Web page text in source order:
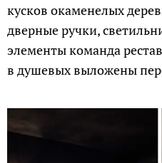
кусков окаменелых
дверные ручки,
элементы команда
в душевых выложены